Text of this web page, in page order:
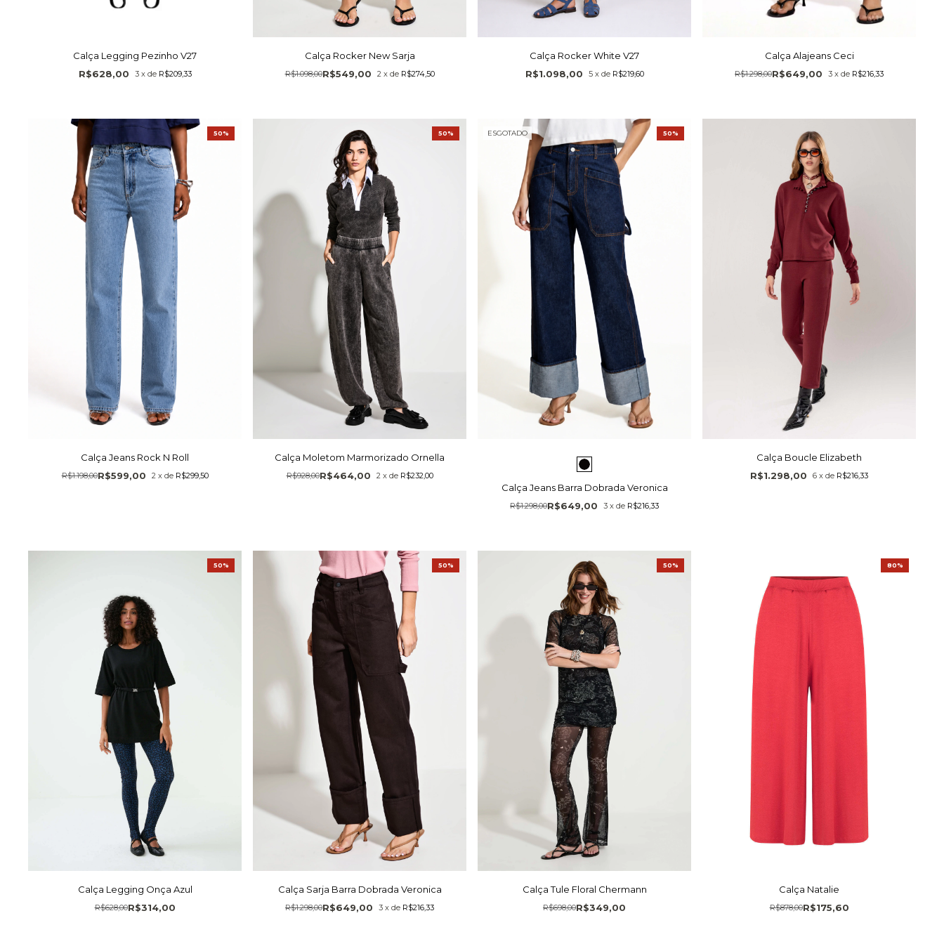
Calça Legging Pezinho V27
R$628,00
3 x de R$209,33
Calça Rocker New Sarja
R$549,00
R$1.098,00 2 x de R$274,50
Calça Rocker White V27
R$1.098,00
5 x de R$219,60
Calça Alajeans Ceci
R$649,00
R$1.298,00 3 x de R$216,33
Calça Jeans Rock N Roll
R$599,00
R$1.198,00 2 x de R$299,50
50%
Calça Moletom Marmorizado Ornella
R$464,00
R$928,00 2 x de R$232,00
50% ESGOTADO
Calça Jeans Barra Dobrada Veronica
R$649,00
R$1.298,00 3 x de R$216,33
50%
Calça Boucle Elizabeth
R$1.298,00
6 x de R$216,33
Calça Legging Onça Azul
R$314,00
R$628,00
50%
Calça Sarja Barra Dobrada Veronica
R$649,00
R$1.298,00 3 x de R$216,33
50%
Calça Tule Floral Chermann
R$349,00
R$698,00
50%
Calça Natalie
R$175,60
R$878,00
80%